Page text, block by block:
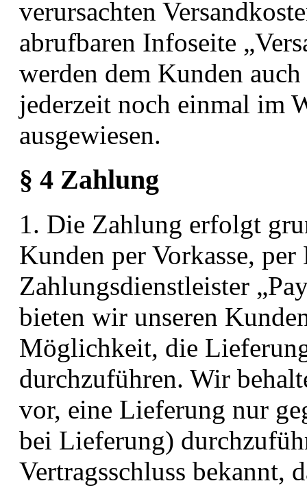
verursachten
abrufbaren Infoseite
werden dem Kunden
jederzeit noch einmal im
ausgewiesen.
§ 4 Zahlung
1. Die Zahlung erfolgt
Kunden per Vorkasse,
Zahlungsdienstleister
bieten wir unseren
Möglichkeit, die
durchzuführen. Wir
vor, eine Lieferung nur
bei Lieferung)
Vertragsschluss bekannt,